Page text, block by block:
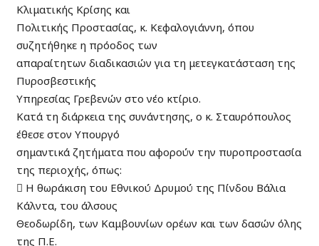
Κλιματικής Κρίσης και
Πολιτικής Προστασίας, κ. Κεφαλογιάννη, όπου
συζητήθηκε η πρόοδος των
απαραίτητων διαδικασιών για τη μετεγκατάσταση της
Πυροσβεστικής
Υπηρεσίας Γρεβενών στο νέο κτίριο.
Κατά τη διάρκεια της συνάντησης, ο κ. Σταυρόπουλος
έθεσε στον Υπουργό
σημαντικά ζητήματα που αφορούν την πυροπροστασία
της περιοχής, όπως:
 Η θωράκιση του Εθνικού Δρυμού της Πίνδου Βάλια
Κάλντα, του άλσους
Θεοδωρίδη, των Καμβουνίων ορέων και των δασών όλης
της Π.Ε.